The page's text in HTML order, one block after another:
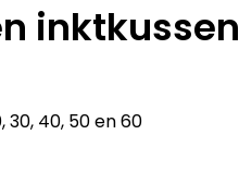
inktkussen
30, 40, 50 en 60